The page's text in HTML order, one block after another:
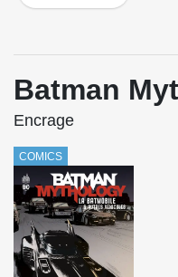
Batman
Encrage
COMICS